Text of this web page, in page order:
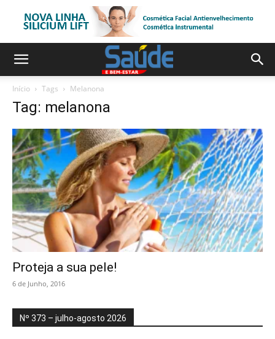
Início Tags Melanona
Tag: melanona
Proteja a sua pele!
6 de Junho, 2016
Nº 373 – julho-agosto 2026